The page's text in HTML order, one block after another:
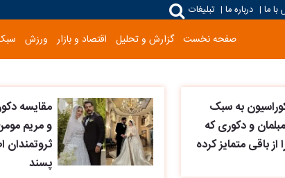
ما | درباره ما | تبلیغات
صفحه نخست گزارش و تحلیل اقتصاد و بازار ورزش
به سبک
و دکوری که
باقی متمایز کرده
مقایسه
و مریم
ثروتمندان
پسند